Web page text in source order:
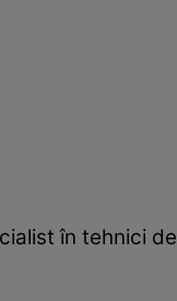
în tehnici de